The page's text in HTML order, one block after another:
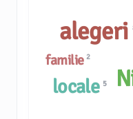
familie 2
locale 5
alegeri